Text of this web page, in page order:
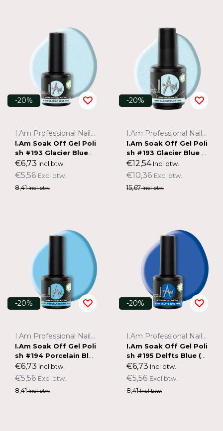
-20%
I.Am Professional Nail Systems
I.Am Soak Off Gel Poli
sh #193 Glacier Blue
(7ml)
€6,73 Incl btw.
€5,56 Excl btw.
8,41Incl btw.
-20%
I.Am Professional Nail Systems
I.Am Soak Off Gel Poli
sh #193 Glacier Blue (1
5ml)
€12,54Incl btw.
€10,36 Excl btw.
15,67Incl btw.
-20%
I.Am Professional Nail Systems
I.Am Soak Off Gel Poli
sh #194 Porcelain Blu
e (7ml)
€6,73 Incl btw.
€5,56 Excl btw.
8,41Incl btw.
-20%
I.Am Professional Nail Systems
I.Am Soak Off Gel Poli
sh #195 Delfts Blue (7
ml)
€6,73 Incl btw.
€5,56 Excl btw.
8,41Incl btw.